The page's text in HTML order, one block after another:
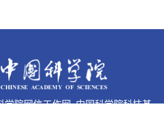
学院网信工作网 中国科学院科技基